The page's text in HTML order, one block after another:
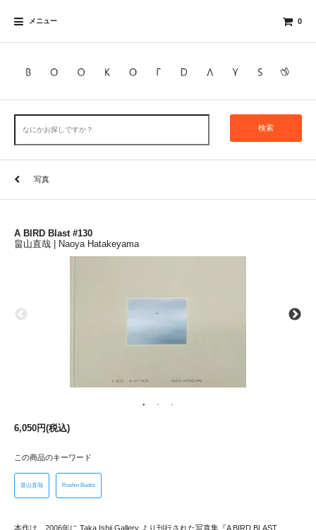
メニュー 0
検索
写真
A BIRD Blast #130
畠山直哉 | Naoya Hatakeyama
6,050円(税込)
この商品のキーワード
畠山直哉 Roshin Books
本作は、2006年に Taka Ishii Gallery より刊行された写真集『A BIRD BLAST